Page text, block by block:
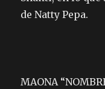
de Natty Pepa.
MAONA